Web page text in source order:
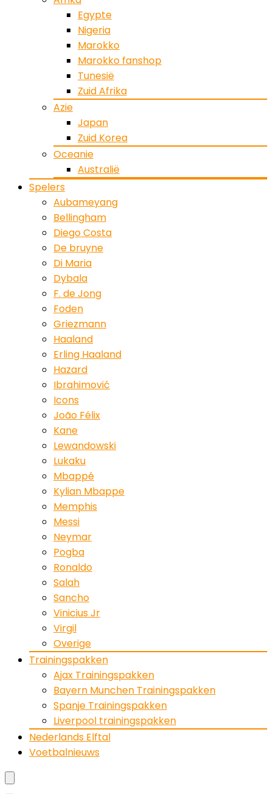
Egypte
Nigeria
Marokko
Marokko fanshop
Tunesië
Zuid Afrika
Azie
Japan
Zuid Korea
Oceanie
Australië
Spelers
Aubameyang
Bellingham
Diego Costa
De bruyne
Di Maria
Dybala
F. de Jong
Foden
Griezmann
Haaland
Erling Haaland
Hazard
Ibrahimović
Icons
João Félix
Kane
Lewandowski
Lukaku
Mbappé
Kylian Mbappe
Memphis
Messi
Neymar
Pogba
Ronaldo
Salah
Sancho
Vinicius Jr
Virgil
Overige
Trainingspakken
Ajax Trainingspakken
Bayern Munchen Trainingspakken
Spanje Trainingspakken
Liverpool trainingspakken
Nederlands Elftal
Voetbalnieuws